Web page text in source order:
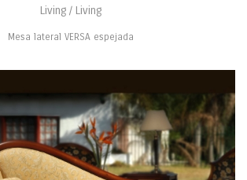
Living / Living
Mesa lateral VERSA espejada